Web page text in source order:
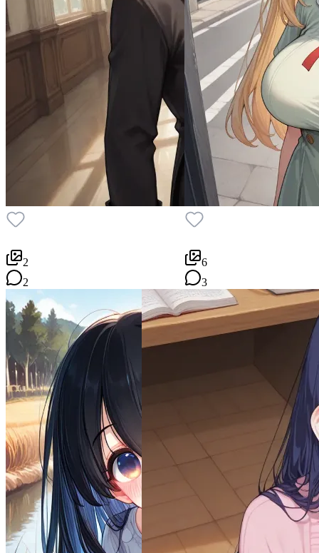
2
2
6
3